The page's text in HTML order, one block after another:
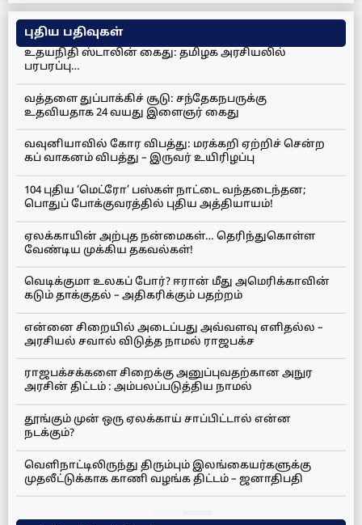
புதிய பதிவுகள்
உதயநிதி ஸ்டாலின் கைது: தமிழக அரசியலில்
பரபரப்பு…
வத்தளை துப்பாக்கிச் சூடு: சந்தேகநபருக்கு
உதவியதாக 24 வயது இளைஞர் கைது
வவுனியாவில் கோர விபத்து: மரக்கறி ஏற்றிச் சென்ற
கப் வாகனம் விபத்து – இருவர் உயிரிழப்பு
104 புதிய ‘மெட்ரோ’ பஸ்கள் நாட்டை வந்தடைந்தன;
பொதுப் போக்குவரத்தில் புதிய அத்தியாயம்!
ஏலக்காயின் அற்புத நன்மைகள்… தெரிந்துகொள்ள
வேண்டிய முக்கிய தகவல்கள்!
வெடிக்குமா உலகப் போர்? ஈரான் மீது அமெரிக்காவின்
கடும் தாக்குதல் – அதிகரிக்கும் பதற்றம்
என்னை சிறையில் அடைப்பது அவ்வளவு எளிதல்ல –
அரசியல் சவால் விடுத்த நாமல் ராஜபக்ச
ராஜபக்சக்களை சிறைக்கு அனுப்புவதற்கான அநுர
அரசின் திட்டம் : அம்பலப்படுத்திய நாமல்
தூங்கும் முன் ஒரு ஏலக்காய் சாப்பிட்டால் என்ன
நடக்கும்?
வெளிநாட்டிலிருந்து திரும்பும் இலங்கையர்களுக்கு
முதலீட்டுக்காக காணி வழங்க திட்டம் – ஜனாதிபதி